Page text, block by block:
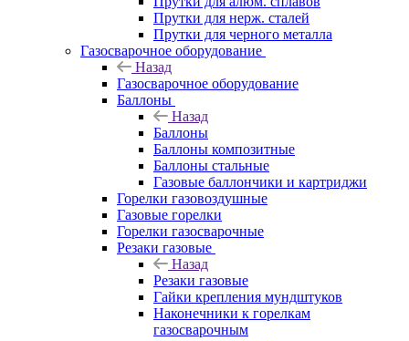
Прутки для нерж. сталей
Прутки для черного металла
Газосварочное оборудование
Назад
Газосварочное оборудование
Баллоны
Назад
Баллоны
Баллоны композитные
Баллоны стальные
Газовые баллончики и картриджи
Горелки газовоздушные
Газовые горелки
Горелки газосварочные
Резаки газовые
Назад
Резаки газовые
Гайки крепления мундштуков
Наконечники к горелкам
газосварочным